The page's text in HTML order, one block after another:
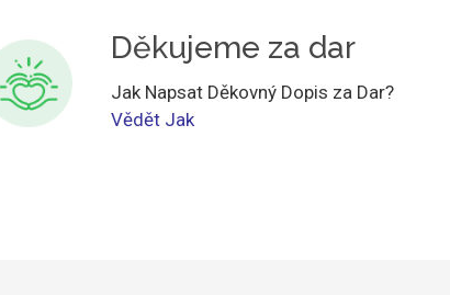
Děkujeme za dar
Jak Napsat Děkovný Dopis za Dar?
Vědět Jak